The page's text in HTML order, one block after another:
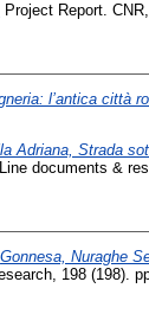
Project Report.
l’antica città
Adriana, Strada
documents &
Gonnesa, Nuraghe
198 (198).